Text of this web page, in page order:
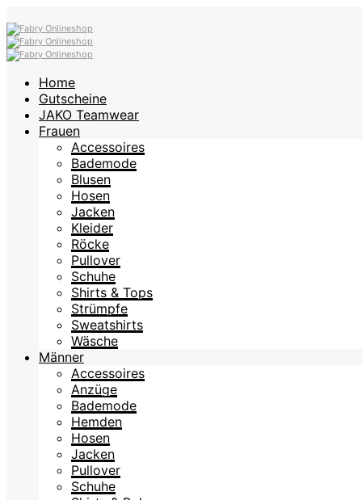
Home
Gutscheine
JAKO Teamwear
Frauen
Accessoires
Bademode
Blusen
Hosen
Jacken
Kleider
Röcke
Pullover
Schuhe
Shirts & Tops
Strümpfe
Sweatshirts
Wäsche
Männer
Accessoires
Anzüge
Bademode
Hemden
Hosen
Jacken
Pullover
Schuhe